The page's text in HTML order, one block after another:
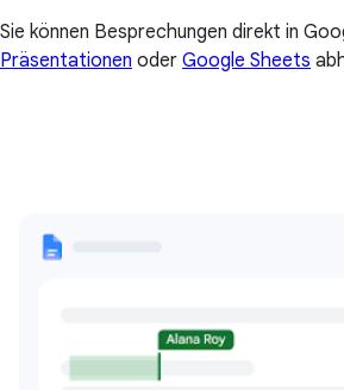
Sie können Besprechungen direkt in
Präsentationen oder Google Sheets